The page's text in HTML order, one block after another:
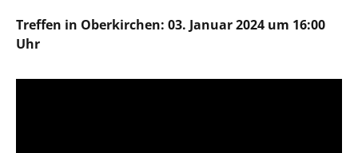
Treffen in Oberkirchen: 03. Januar 2024 um 16:00
Uhr